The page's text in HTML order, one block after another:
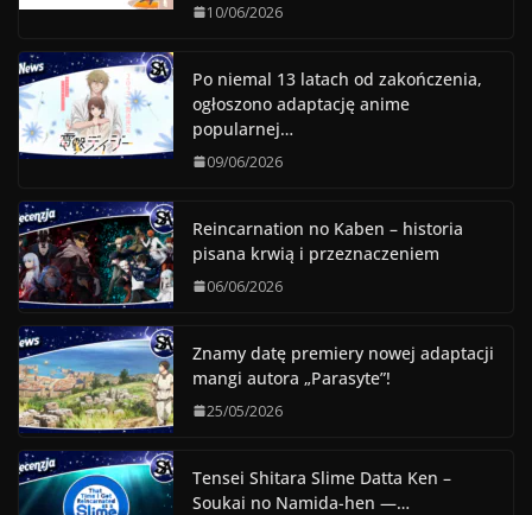
10/06/2026
Po niemal 13 latach od zakończenia,
ogłoszono adaptację anime
popularnej…
09/06/2026
Reincarnation no Kaben – historia
pisana krwią i przeznaczeniem
06/06/2026
Znamy datę premiery nowej adaptacji
mangi autora „Parasyte”!
25/05/2026
Tensei Shitara Slime Datta Ken –
Soukai no Namida-hen —…